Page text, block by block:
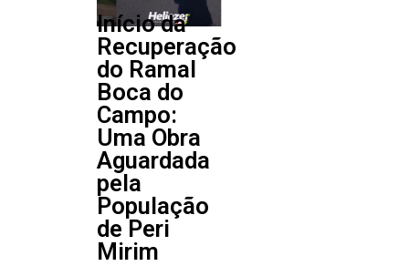
Início da
Recuperação
do Ramal
Boca do
Campo:
Uma Obra
Aguardada
pela
População
de Peri
Mirim